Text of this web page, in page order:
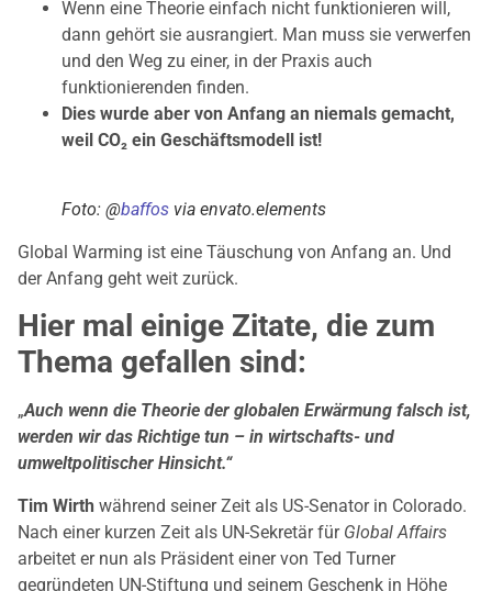
Wenn eine Theorie einfach nicht funktionieren will,
dann gehört sie ausrangiert. Man muss sie verwerfen
und den Weg zu einer, in der Praxis auch
funktionierenden finden.
Dies wurde aber von Anfang an niemals gemacht,
weil CO₂ ein Geschäftsmodell ist!
Foto: @baffos via envato.elements
Global Warming ist eine Täuschung von Anfang an. Und
der Anfang geht weit zurück.
Hier mal einige Zitate, die zum
Thema gefallen sind:
„Auch wenn die Theorie der globalen Erwärmung falsch ist,
werden wir das Richtige tun – in wirtschafts- und
umweltpolitischer Hinsicht.“
Tim Wirth während seiner Zeit als US-Senator in Colorado.
Nach einer kurzen Zeit als UN-Sekretär für Global Affairs
arbeitet er nun als Präsident einer von Ted Turner
gegründeten UN-Stiftung und seinem Geschenk in Höhe